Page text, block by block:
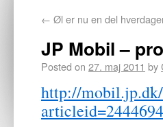
← Øl er nu en del
JP Mobil –
Posted on 27. maj 2011 by
http://
articleid=2444694